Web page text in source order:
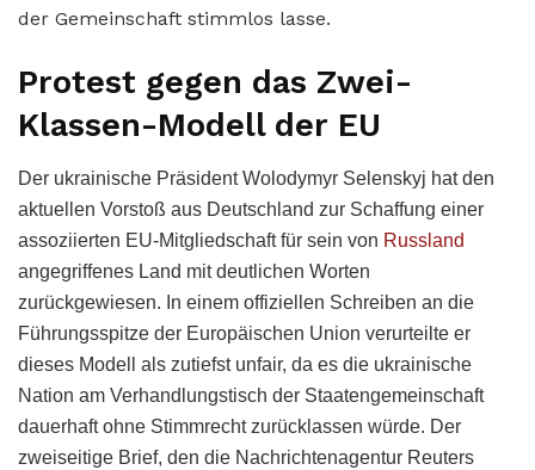
der Gemeinschaft stimmlos lasse.
Protest gegen das Zwei-
Klassen-Modell der EU
Der ukrainische Präsident Wolodymyr Selenskyj hat den
aktuellen Vorstoß aus Deutschland zur Schaffung einer
assoziierten EU-Mitgliedschaft für sein von Russland
angegriffenes Land mit deutlichen Worten
zurückgewiesen. In einem offiziellen Schreiben an die
Führungsspitze der Europäischen Union verurteilte er
dieses Modell als zutiefst unfair, da es die ukrainische
Nation am Verhandlungstisch der Staatengemeinschaft
dauerhaft ohne Stimmrecht zurücklassen würde. Der
zweiseitige Brief, den die Nachrichtenagentur Reuters